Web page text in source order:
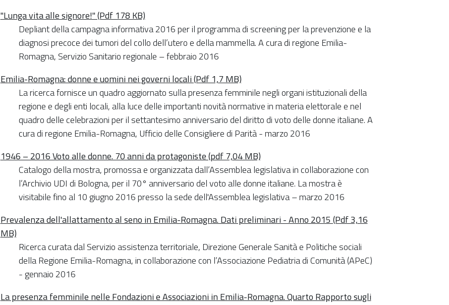
"Lunga vita alle signore!" (Pdf 178 KB)
Depliant della campagna informativa 2016 per il programma di screening per la prevenzione e la
diagnosi precoce dei tumori del collo dell’utero e della mammella. A cura di regione Emilia-
Romagna, Servizio Sanitario regionale – febbraio 2016
Emilia-Romagna: donne e uomini nei governi locali (Pdf 1,7 MB)
La ricerca fornisce un quadro aggiornato sulla presenza femminile negli organi istituzionali della
regione e degli enti locali, alla luce delle importanti novità normative in materia elettorale e nel
quadro delle celebrazioni per il settantesimo anniversario del diritto di voto delle donne italiane. A
cura di regione Emilia-Romagna, Ufficio delle Consigliere di Parità - marzo 2016
1946 – 2016 Voto alle donne. 70 anni da protagoniste (pdf 7,04 MB)
Catalogo della mostra, promossa e organizzata dall’Assemblea legislativa in collaborazione con
l’Archivio UDI di Bologna, per il 70° anniversario del voto alle donne italiane. La mostra è
visitabile fino al 10 giugno 2016 presso la sede dell'Assemblea legislativa – marzo 2016
Prevalenza dell'allattamento al seno in Emilia-Romagna. Dati preliminari - Anno 2015 (Pdf 3,16
MB)
Ricerca curata dal Servizio assistenza territoriale, Direzione Generale Sanità e Politiche sociali
della Regione Emilia-Romagna, in collaborazione con l’Associazione Pediatria di Comunità (APeC)
- gennaio 2016
La presenza femminile nelle Fondazioni e Associazioni in Emilia-Romagna. Quarto Rapporto sugli